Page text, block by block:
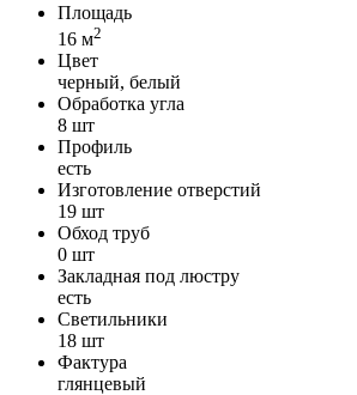
Площадь
16 м2
Цвет
черный, белый
Обработка угла
8 шт
Профиль
есть
Изготовление отверстий
19 шт
Обход труб
0 шт
Закладная под люстру
есть
Светильники
18 шт
Фактура
глянцевый